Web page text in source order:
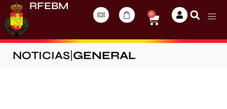
RFEBM
0
NOTICIAS GENERAL